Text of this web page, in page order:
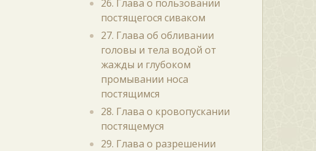
26. Глава о пользовании
постящегося сиваком
27. Глава об обливании
головы и тела водой от
жажды и глубоком
промывании носа
постящимся
28. Глава о кровопускании
постящемуся
29. Глава о разрешении